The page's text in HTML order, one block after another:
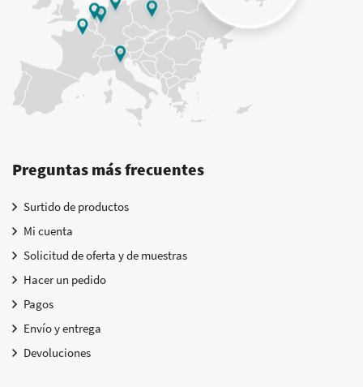
Preguntas más frecuentes
Surtido de productos
Mi cuenta
Solicitud de oferta y de muestras
Hacer un pedido
Pagos
Envío y entrega
Devoluciones